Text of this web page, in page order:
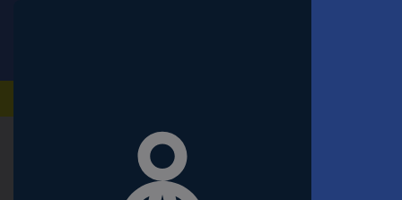
Orodje & Delavnica